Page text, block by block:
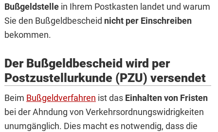
Bußgeldstellein Ihrem Postkasten landet und warum
Sie den Bußgeldbescheid nicht per Einschreiben
bekommen.
Der Bußgeldbescheid wird per
Postzustellurkunde (PZU) versendet
Beim Bußgeldverfahren ist das Einhalten von Fristen
bei der Ahndung von Verkehrsordnungswidrigkeiten
unumgänglich. Dies macht es notwendig, dass die